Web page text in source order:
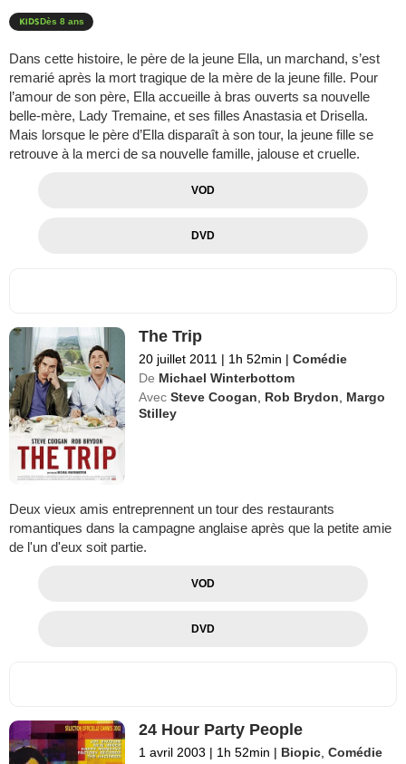
Dès 8 ans
Dans cette histoire, le père de la jeune Ella, un marchand, s’est
remarié après la mort tragique de la mère de la jeune fille. Pour
l’amour de son père, Ella accueille à bras ouverts sa nouvelle
belle-mère, Lady Tremaine, et ses filles Anastasia et Drisella.
Mais lorsque le père d’Ella disparaît à son tour, la jeune fille se
retrouve à la merci de sa nouvelle famille, jalouse et cruelle.
VOD
DVD
The Trip
20 juillet 2011 | 1h 52min | Comédie
De Michael Winterbottom
Avec Steve Coogan Rob Brydon
Margo
Stilley
Deux vieux amis entreprennent un tour des restaurants
romantiques dans la campagne anglaise après que la petite amie
de l'un d'eux soit partie.
VOD
DVD
24 Hour Party People
1 avril 2003 | 1h 52min | Biopic ,Comédie